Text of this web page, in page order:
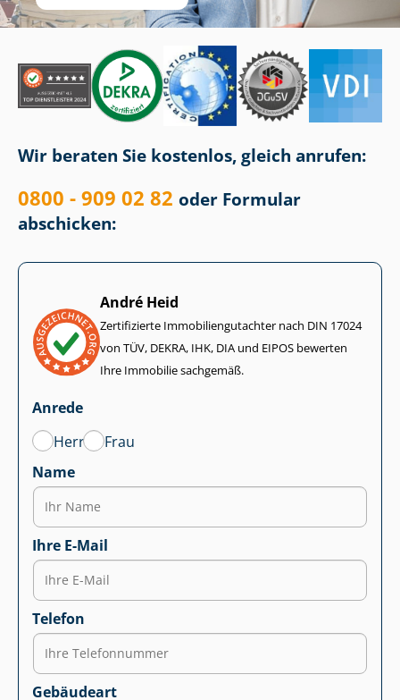
Wir beraten Sie kostenlos, gleich anrufen:
0800 - 909 02 82 oder Formular
abschicken:
André Heid
Zertifizierte Im­mo­bi­li­en­gut­ach­ter nach DIN 17024
von TÜV, DEKRA, IHK, DIA und EIPOS bewerten
Ihre Immobilie sachgemäß.
Anrede
Herr
Frau
Name
Ihre E-Mail
Telefon
Gebäudeart